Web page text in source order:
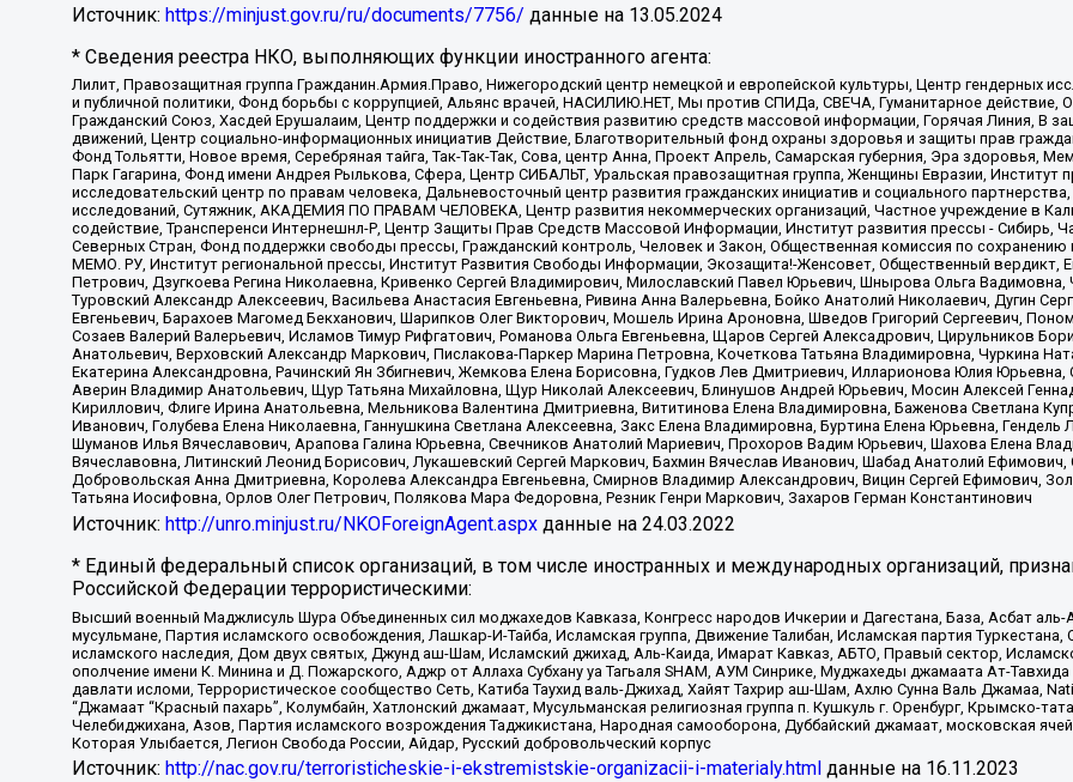
Источник: https://minjust.gov.ru/ru/documents/7756/ данные на 13.05.2024
* Сведения реестра НКО, выполняющих функции иностранного агента:
Лилит, Правозащитная группа Гражданин.Армия.Право, Нижегородский центр немецкой и европейской культуры, Центр гендерных
и публичной политики, Фонд борьбы с коррупцией, Альянс врачей, НАСИЛИЮ.НЕТ, Мы против СПИДа, СВЕЧА, Гуманитарное действие,
Гражданский Союз, Хасдей Ерушалаим, Центр поддержки и содействия развитию средств массовой информации, Горячая Линия, В
движений, Центр социально-информационных инициатив Действие, Благотворительный фонд охраны здоровья и защиты прав
Фонд Тольятти, Новое время, Серебряная тайга, Так-Так-Так, Сова, центр Анна, Проект Апрель, Самарская губерния, Эра здоровья,
Парк Гагарина, Фонд имени Андрея Рылькова, Сфера, Центр СИБАЛЬТ, Уральская правозащитная группа, Женщины Евразии, Институт
исследовательский центр по правам человека, Дальневосточный центр развития гражданских инициатив и социального
исследований, Сутяжник, АКАДЕМИЯ ПО ПРАВАМ ЧЕЛОВЕКА, Центр развития некоммерческих организаций, Частное учреждение в
содействие, Трансперенси Интернешнл-Р, Центр Защиты Прав Средств Массовой Информации, Институт развития прессы - Сибирь,
Северных Стран, Фонд поддержки свободы прессы, Гражданский контроль, Человек и Закон, Общественная комиссия по
МЕМО. РУ, Институт региональной прессы, Институт Развития Свободы Информации, Экозащита!-Женсовет, Общественный вердикт,
Петрович, Дзугкоева Регина Николаевна, Кривенко Сергей Владимирович, Милославский Павел Юрьевич, Шнырова Ольга
Туровский Александр Алексеевич, Васильева Анастасия Евгеньевна, Ривина Анна Валерьевна, Бойко Анатолий Николаевич, Дугин
Евгеньевич, Барахоев Магомед Бекханович, Шарипков Олег Викторович, Мошель Ирина Ароновна, Шведов Григорий Сергеевич,
Созаев Валерий Валерьевич, Исламов Тимур Рифгатович, Романова Ольга Евгеньевна, Щаров Сергей Алексадрович, Цирульников
Анатольевич, Верховский Александр Маркович, Пислакова-Паркер Марина Петровна, Кочеткова Татьяна Владимировна, Чуркина
Екатерина Александровна, Рачинский Ян Збигневич, Жемкова Елена Борисовна, Гудков Лев Дмитриевич, Илларионова Юлия Юрьевна,
Аверин Владимир Анатольевич, Щур Татьяна Михайловна, Щур Николай Алексеевич, Блинушов Андрей Юрьевич, Мосин Алексей
Кириллович, Флиге Ирина Анатольевна, Мельникова Валентина Дмитриевна, Вититинова Елена Владимировна, Баженова Светлана
Иванович, Голубева Елена Николаевна, Ганнушкина Светлана Алексеевна, Закс Елена Владимировна, Буртина Елена Юрьевна,
Шуманов Илья Вячеславович, Арапова Галина Юрьевна, Свечников Анатолий Мариевич, Прохоров Вадим Юрьевич, Шахова Елена
Вячеславовна, Литинский Леонид Борисович, Лукашевский Сергей Маркович, Бахмин Вячеслав Иванович, Шабад Анатолий
Добровольская Анна Дмитриевна, Королева Александра Евгеньевна, Смирнов Владимир Александрович, Вицин Сергей Ефимович,
Татьяна Иосифовна, Орлов Олег Петрович, Полякова Мара Федоровна, Резник Генри Маркович, Захаров Герман Константинович
Источник: http://unro.minjust.ru/NKOForeignAgent.aspx данные на 24.03.2022
* Единый федеральный список организаций, в том числе иностранных и международных организаций,
Российской Федерации террористическими:
Высший военный Маджлисуль Шура Объединенных сил моджахедов Кавказа, Конгресс народов Ичкерии и Дагестана, База, Асбат аль-
мусульмане, Партия исламского освобождения, Лашкар-И-Тайба, Исламская группа, Движение Талибан, Исламская партия
исламского наследия, Дом двух святых, Джунд аш-Шам, Исламский джихад, Аль-Каида, Имарат Кавказ, АБТО, Правый сектор,
ополчение имени К. Минина и Д. Пожарского, Аджр от Аллаха Субхану уа Тагьаля SHAM, АУМ Синрике, Муджахеды джамаата Ат-
давлати исломи, Террористическое сообщество Сеть, Катиба Таухид валь-Джихад, Хайят Тахрир аш-Шам, Ахлю Сунна Валь Джамаа,
“Джамаат “Красный пахарь”, Колумбайн, Хатлонский джамаат, Мусульманская религиозная группа п. Кушкуль г. Оренбург, Крымско-
Челебиджихана, Азов, Партия исламского возрождения Таджикистана, Народная самооборона, Дуббайский джамаат, московская
Которая Улыбается, Легион Свобода России, Айдар, Русский добровольческий корпус
Источник: http://nac.gov.ru/terroristicheskie-i-ekstremistskie-organizacii-i-materialy.html данные на 16.11.2023